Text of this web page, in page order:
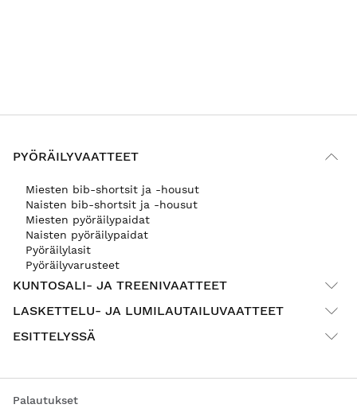
PYÖRÄILYVAATTEET
Miesten bib-shortsit ja -housut
Naisten bib-shortsit ja -housut
Miesten pyöräilypaidat
Naisten pyöräilypaidat
Pyöräilylasit
Pyöräilyvarusteet
KUNTOSALI- JA TREENIVAATTEET
LASKETTELU- JA LUMILAUTAILUVAATTEET
ESITTELYSSÄ
Palautukset